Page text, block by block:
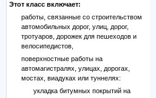
Этот класс включает:
работы, связанные со строительством
автомобильных дорог, улиц, дорог,
тротуаров, дорожек для пешеходов и
велосипедистов,
поверхностные работы на
автомагистралях, улицах, дорогах,
мостах, виадуках или туннелях:
укладка битумных покрытий на